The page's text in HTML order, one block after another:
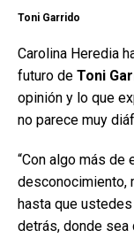
Toni Garrido
Carolina Heredia
futuro de Toni
opinión y lo que
no parece muy
“Con algo más de
desconocimiento,
hasta que
detrás, donde sea